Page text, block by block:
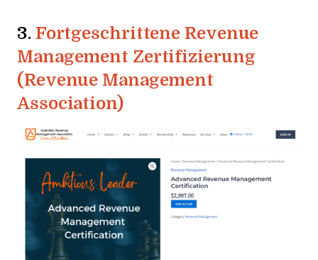
3. Fortgeschrittene Revenue
Management Zertifizierung
(Revenue Management
Association)